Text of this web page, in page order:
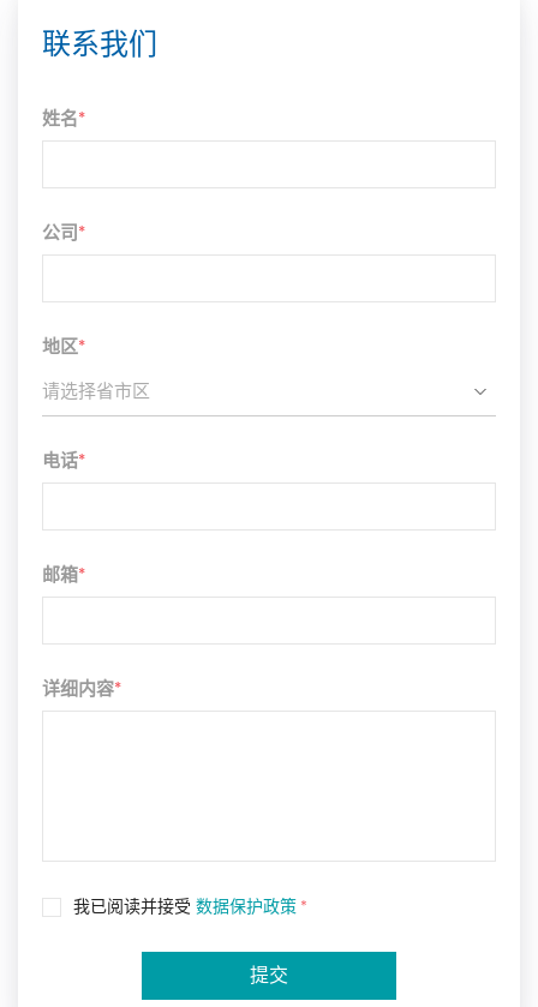
联系我们
姓名*
公司 *
地区*
请选择省市区
电话*
邮箱*
详细内容*
我已阅读并接受 数据保护政策 *
提交